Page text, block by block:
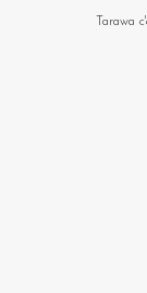
Tarawa